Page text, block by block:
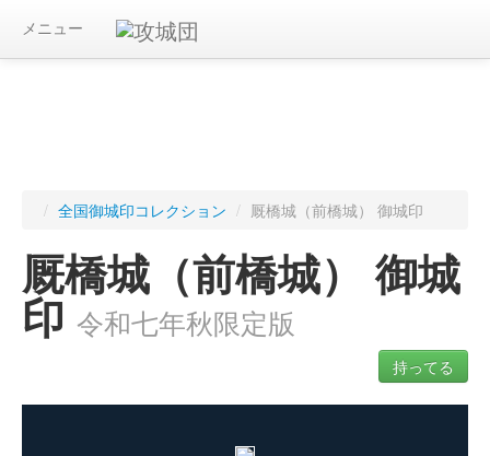
メニュー
/ 全国御城印コレクション / 厩橋城（前橋城） 御城印
厩橋城（前橋城） 御城
印 令和七年秋限定版
持ってる